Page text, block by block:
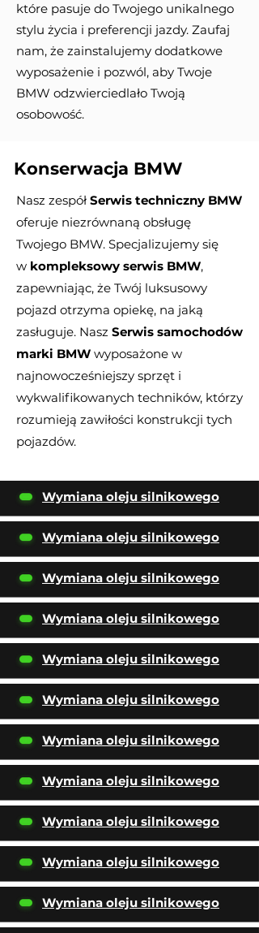
które pasuje do Twojego unikalnego
stylu życia i preferencji jazdy. Zaufaj
nam, że zainstalujemy dodatkowe
wyposażenie i pozwól, aby Twoje
BMW odzwierciedlało Twoją
osobowość.
Konserwacja BMW
Nasz zespół Serwis techniczny BMW
oferuje niezrównaną obsługę
Twojego BMW. Specjalizujemy się
w kompleksowy serwis BMW,
zapewniając, że Twój luksusowy
pojazd otrzyma opiekę, na jaką
zasługuje. Nasz Serwis samochodów
marki BMW wyposażone w
najnowocześniejszy sprzęt i
wykwalifikowanych techników, którzy
rozumieją zawiłości konstrukcji tych
pojazdów.
Wymiana oleju silnikowego
Wymiana oleju silnikowego
Wymiana oleju silnikowego
Wymiana oleju silnikowego
Wymiana oleju silnikowego
Wymiana oleju silnikowego
Wymiana oleju silnikowego
Wymiana oleju silnikowego
Wymiana oleju silnikowego
Wymiana oleju silnikowego
Wymiana oleju silnikowego